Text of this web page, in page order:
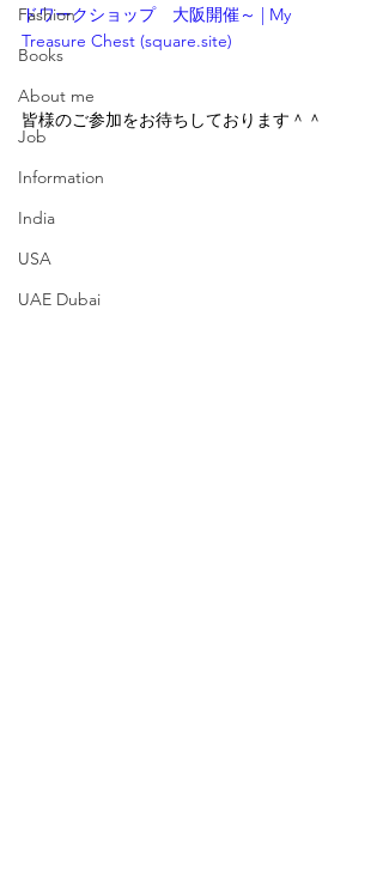
Fashion
Books
About me
Job
Information
India
USA
UAE Dubai
ドワークショップ　大阪開催～ | My
Treasure Chest (square.site)
皆様のご参加をお待ちしております＾＾